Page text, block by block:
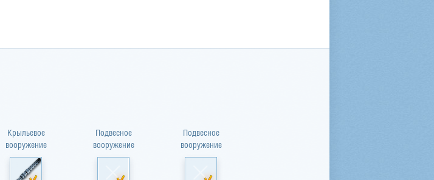
Крыльевое
вооружение
Подвесное
вооружение
Подвесное
вооружение